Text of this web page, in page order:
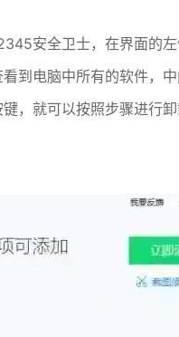
安全卫士，在界面的
到电脑中所有的软件，
，就可以按照步骤进行卸